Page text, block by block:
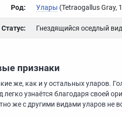
Род: Улары (Tetraogallus Gray,
Статус: Гнездящийся оседлый вид
признаки
же, как и у остальных уларов.
легко узнаётся благодаря своей
же с другими видами уларов не